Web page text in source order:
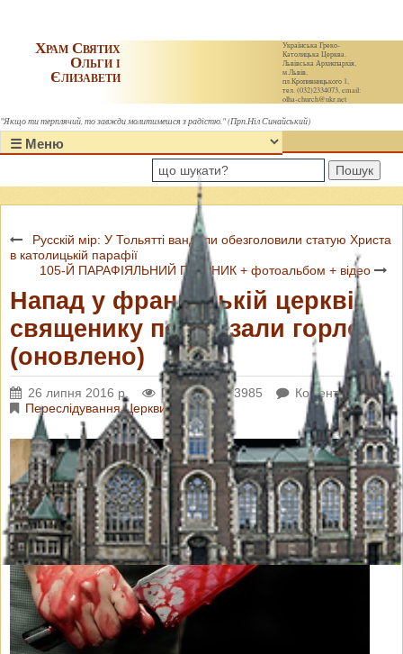
Українська Греко-
Католицька Церква.
Львівська Архиєпархія,
м.Львів,
пл.Кропивницького 1,
тел. (032)2334073, email:
olha-church@ukr.net
Храм Святих
Ольги і
Єлизавети
"Якщо ти терплячий, то завжди молитимешся з радістю." (Прп.Ніл Синайський)
Пошук
Русскій мір: У Тольятті вандали обезголовили статую Христа
в католицькій парафії
105-Й ПАРАФІЯЛЬНИЙ ПРАЗНИК + фотоальбом + відео
Напад у французькій церкві:
священику перерізали горло
(оновлено)
26 липня 2016 р. Переглядів: 3985
Коментарі: 0
Переслідування Церкви